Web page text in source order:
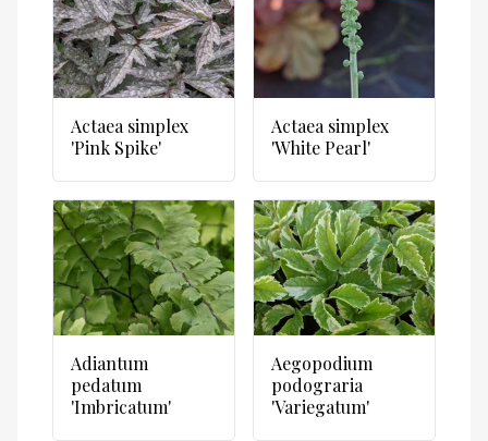
Actaea simplex
'Pink Spike'
Actaea simplex
'White Pearl'
Adiantum
pedatum
'Imbricatum'
Aegopodium
podograria
'Variegatum'